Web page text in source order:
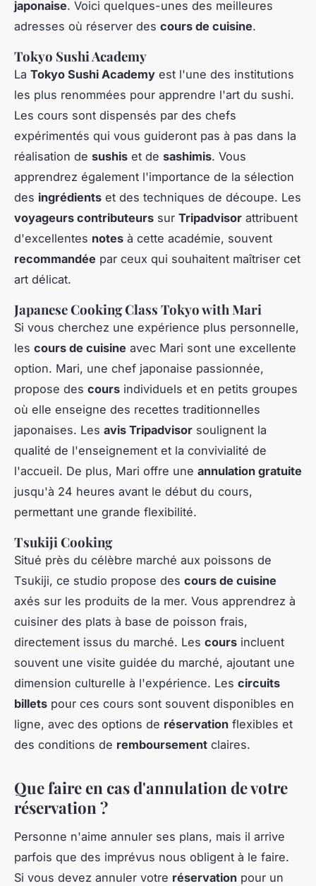
japonaise. Voici quelques-unes des meilleures
adresses où réserver des cours de cuisine.
Tokyo Sushi Academy
La Tokyo Sushi Academy est l'une des institutions
les plus renommées pour apprendre l'art du sushi.
Les cours sont dispensés par des chefs
expérimentés qui vous guideront pas à pas dans la
réalisation de sushis et de sashimis. Vous
apprendrez également l'importance de la sélection
des ingrédients et des techniques de découpe. Les
voyageurs contributeurs sur Tripadvisor attribuent
d'excellentes notes à cette académie, souvent
recommandée par ceux qui souhaitent maîtriser cet
art délicat.
Japanese Cooking Class Tokyo with Mari
Si vous cherchez une expérience plus personnelle,
les cours de cuisine avec Mari sont une excellente
option. Mari, une chef japonaise passionnée,
propose des cours individuels et en petits groupes
où elle enseigne des recettes traditionnelles
japonaises. Les avis Tripadvisor soulignent la
qualité de l'enseignement et la convivialité de
l'accueil. De plus, Mari offre une annulation gratuite
jusqu'à 24 heures avant le début du cours,
permettant une grande flexibilité.
Tsukiji Cooking
Situé près du célèbre marché aux poissons de
Tsukiji, ce studio propose des cours de cuisine
axés sur les produits de la mer. Vous apprendrez à
cuisiner des plats à base de poisson frais,
directement issus du marché. Les cours incluent
souvent une visite guidée du marché, ajoutant une
dimension culturelle à l'expérience. Les circuits
billets pour ces cours sont souvent disponibles en
ligne, avec des options de réservation flexibles et
des conditions de remboursement claires.
Que faire en cas d'annulation de votre
réservation ?
Personne n'aime annuler ses plans, mais il arrive
parfois que des imprévus nous obligent à le faire.
Si vous devez annuler votre réservation pour un